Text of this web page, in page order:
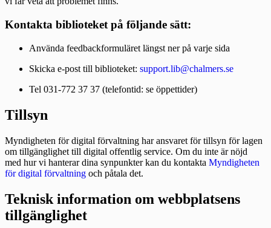
Kontakta biblioteket på följande sätt:
Använda feedbackformuläret längst ner på varje sida
Skicka e-post till biblioteket: support.lib@chalmers.se
Tel 031-772 37 37 (telefontid: se öppettider)
Tillsyn
Myndigheten för digital förvaltning har ansvaret för tillsyn för lagen
om tillgänglighet till digital offentlig service. Om du inte är nöjd
med hur vi hanterar dina synpunkter kan du kontakta Myndigheten
för digital förvaltning och påtala det.
Teknisk information om webbplatsens
tillgänglighet